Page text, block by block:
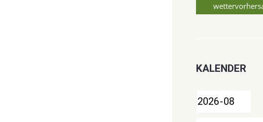
KALENDER